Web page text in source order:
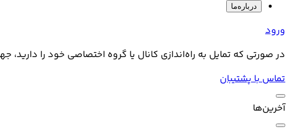
درباره‌ما
ورود
در صورتی که تمایل به راه‌اندازی کانال یا گروه اختصاصی خود را
تماس با پشتیبان
آخرین‌ها